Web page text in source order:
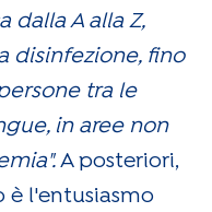
dalla A alla Z,
disinfezione, fino
tra le
in aree non
A posteriori,
è l'entusiasmo